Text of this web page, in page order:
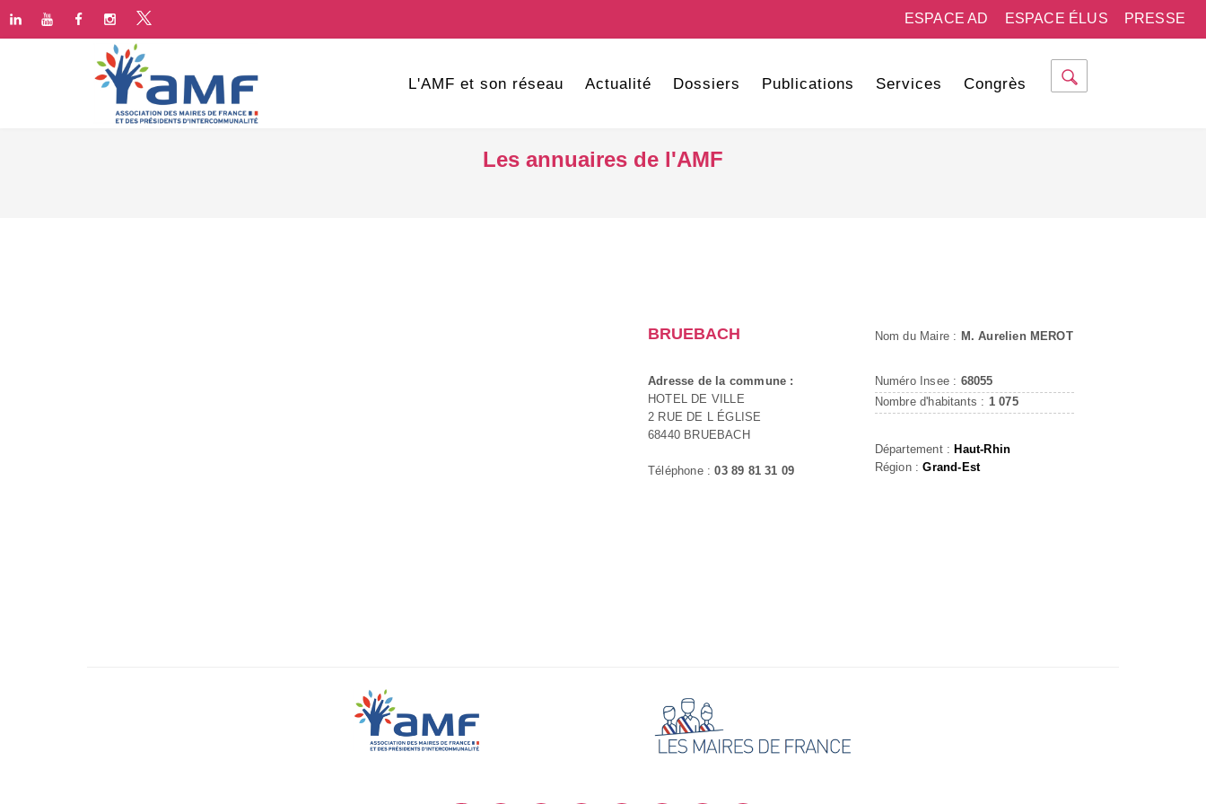
PRESSE
ESPACE ÉLUS
ESPACE AD
L'AMF et son réseau Actualité Dossiers Publications Services Congrès
Les annuaires de l'AMF
BRUEBACH
Adresse de la commune :
HOTEL DE VILLE
2 RUE DE L ÉGLISE
68440 BRUEBACH
Téléphone :03 89 81 31 09
Nom du Maire : M. Aurelien MEROT
Numéro Insee : 68055
Nombre d'habitants : 1 075
Département : Haut-Rhin
Région :Grand-Est